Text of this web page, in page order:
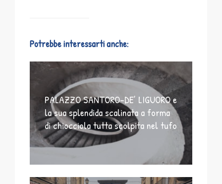
Potrebbe interessarti anche:
PALAZZO SANTORO-DE’ LIGUORO e
la sua splendida scalinata a forma
di chiocciola tutta scolpita nel tufo